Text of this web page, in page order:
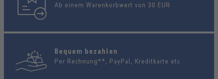
Ab einem Warenkorbwert von 30 EUR
Bequem bezahlen
Per Rechnung**, PayPal, Kreditkarte etc.